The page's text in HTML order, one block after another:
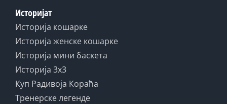
Историјат
Историја кошарке
Историја женске кошарке
Историја мини баскета
Историја 3x3
Куп Радивоја Кораћа
Тренерске легенде